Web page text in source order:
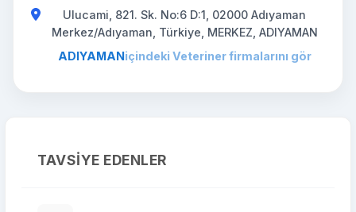
Ulucami, 821. Sk. No:6 D:1, 02000 Adıyaman
Merkez/Adıyaman, Türkiye, MERKEZ, ADIYAMAN
ADIYAMANiçindeki Veteriner firmalarını gör
TAVSIYE EDENLER